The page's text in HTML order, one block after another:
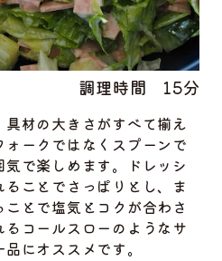
調理時間15分
材の大きさがすべて揃え
ークではなくスプーンで
で楽しめます。ドレッシ
ことでさっぱりとし、ま
とで塩気とコクが合わさ
コールスローのようなサ
にオススメです。